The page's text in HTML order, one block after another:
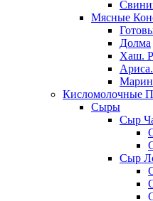
Мясные
Долма
Хаш.
Кисломолочные
Сыры
Сыр
Сыр